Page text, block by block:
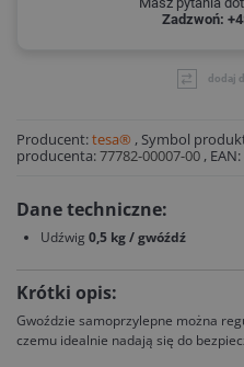
Zadzwoń:
dodaj
Producent:tesa® , Symbol
producenta:77782-00007-00 , EAN:
Dane techniczne:
Udźwig 0,5 kg / gwóźdź
Krótki opis:
Gwoździe samoprzylepne można
czemu idealnie nadają się do